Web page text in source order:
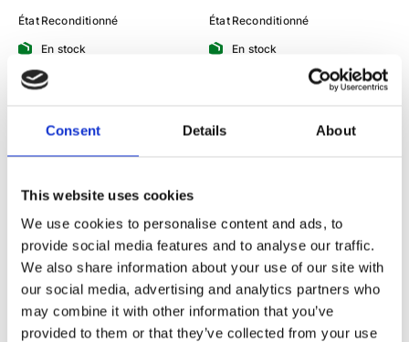
Consent Details About
This website uses cookies
We use cookies to personalise content and ads, to
provide social media features and to analyse our traffic.
We also share information about your use of our site with
our social media, advertising and analytics partners who
may combine it with other information that you’ve
provided to them or that they’ve collected from your use
État Reconditionné
En stock
Délai d'expédition :1 - 3 jours
État Reconditionné
En stock
Crémaillère de direction
hydraulique avec tiges Jeep
Commander 05-10, Jeep Grand
Cherokee 05-10
Crémaillère de direction
hydraulique avec tiges Jeep
Cherokee 01-07